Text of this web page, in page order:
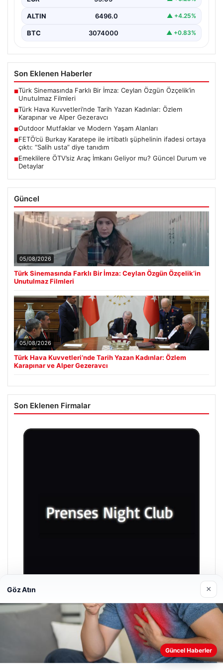
ALTIN 6496.0 ▲ +4.25%
BTC 3074000 ▲ +0.83%
Son Eklenen Haberler
■Türk Sinemasında Farklı Bir İmza: Ceylan Özgün Özçelik’in
Unutulmaz Filmleri
■Türk Hava Kuvvetleri’nde Tarih Yazan Kadınlar: Özlem
Karapınar ve Alper Gezeravcı
■Outdoor Mutfaklar ve Modern Yaşam Alanları
■FETÖ’cü Burkay Karatepe ile irtibatlı şüphelinin ifadesi ortaya
çıktı: “Salih usta” diye tanıdım
■Emeklilere ÖTV’siz Araç İmkanı Geliyor mu? Güncel Durum ve
Detaylar
Güncel
05/08/2026
Türk Sinemasında Farklı Bir İmza: Ceylan Özgün Özçelik’in
Unutulmaz Filmleri
05/08/2026
Türk Hava Kuvvetleri’nde Tarih Yazan Kadınlar: Özlem
Karapınar ve Alper Gezeravcı
Son Eklenen Firmalar
Prenses Night Club
Web sitemizi nasıl kullandığınızı daha iyi anlayabilmek,
Göz Atın ×
Güncel Haberler